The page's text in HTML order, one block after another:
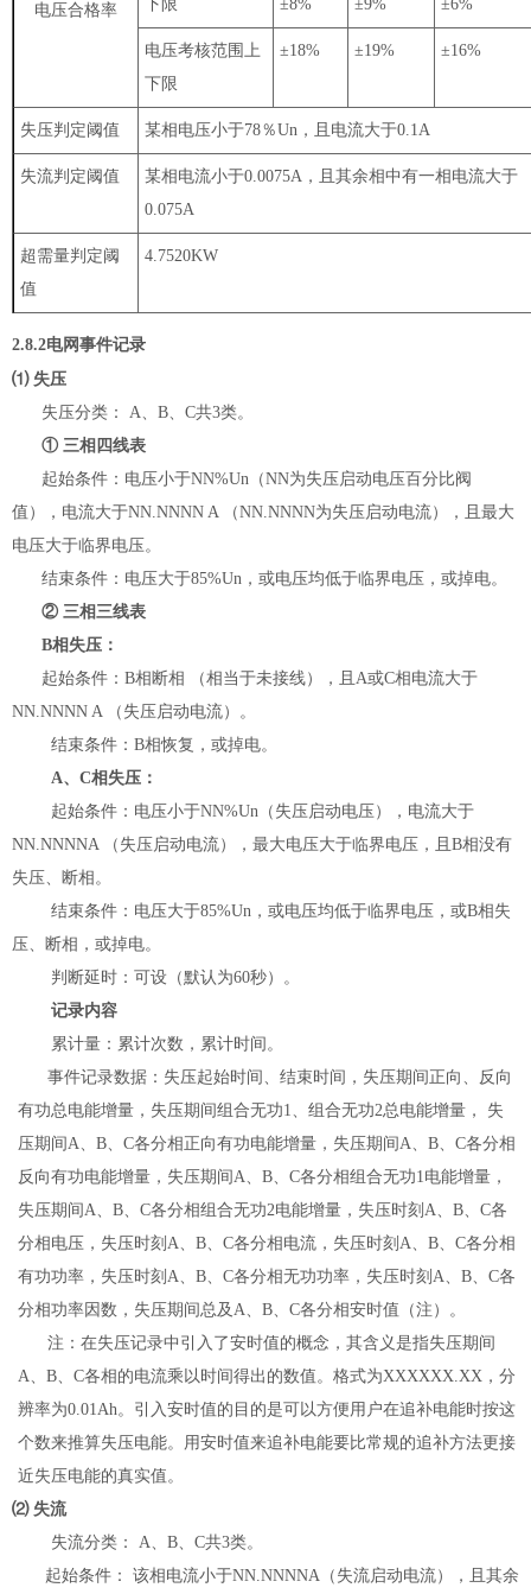
电压合格率 下限 ±8% ±9% ±6%
电压考核范围上
下限
±18% ±19% ±16%
失压判定阈值 某相电压小于78％Un ，且电流大于0.1A
失流判定阈值 某相电流小于0.0075A ，且 其余相中有一相电流大于
0.075A
超需量判定阈
值
4.7520KW
2.8.2电网事件记录
⑴ 失压
失压分类：
A B C共3类。
① 三相四线表
起始条件：电压小于NN%Un （NN为失压启动电压百分比阀
值），电流大于NN.NNNN A （NN.NNNN为失压启动电流），且最大
电压大于临界电压。
结束条件：电压大于85%Un ，或电压均低于临界电压，或掉电。
② 三相三线表
B相失压：
起始条件： B相断相 （相当于未接线），且 A或C相电流大于
NN.NNNN A
（失压启动电流）。
结束条件： B相恢复，或掉电。
A、 C相失压：
起始条件：电压小于NN%Un （失压启动电压），电流大于
NN.NNNNA
（失压启动电流），最大电压大于临界电压，且 B相没有
失压、断相。
结束条件：电压大于85%Un ，或电压均低于临界电压，或B相失
压、断相，或掉电。
判断延时：可设（默认为60秒）。
记录内容
累计量：累计次数，累计时间。
事件记录数据：失压起始时间、结束时间，失压期间正向、反向
有功总电能增量，失压期间组合无功1 、组合无功2总电能增量， 失
压期间A B C各分相正向有功电能增量，失压期间A B C各分相
反向有功电能增量，失压期间A B C各分相组合无功1 电能增量，
失压期间A B C各分相组合无功2电能增量，失压时刻 A B C各
分相电压，失压时刻 A B C各分相电流，失压时刻 A B C各分相
有功功率，失压时刻 A B C各分相无功功率，失压时刻 A B C各
分相功率因数，失压期间总及 A B C各分相安时值（注）。
注： 在失压记录中引入了安时值的概念，其含义是指失压期间
A
B C各相的电流乘以时间得出的数值。格式为XXXXXX.XX ，分
辨率为0.01Ah 。引入安时值的目的是可以方便用户在追补电能时按这
个数来推算失压电能。用安时值来追补电能要比常规的追补方法更接
近失压电能的真实值。
⑵ 失流
失流分类：
A B C共3类。
起始条件： 该相电流小于NN.NNNNA （失流启动电流），且其余